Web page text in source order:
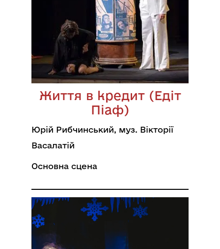
Життя в кредит (Едіт
Піаф)
Юрій Рибчинський, муз. Вікторії
Васалатій
Основна сцена